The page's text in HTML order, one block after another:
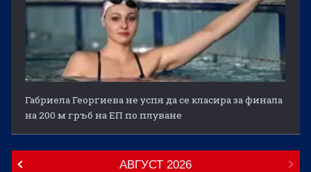
Габриела Георгиева не успя да се класира за финала
на 200 м гръб на ЕП по плуване
АВГУСТ 2026